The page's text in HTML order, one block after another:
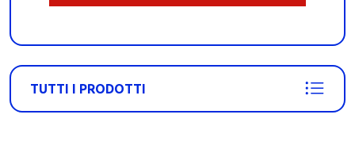
TUTTI I PRODOTTI